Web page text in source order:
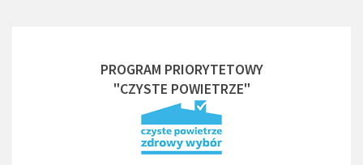
PROGRAM PRIORYTETOWY
"CZYSTE POWIETRZE"